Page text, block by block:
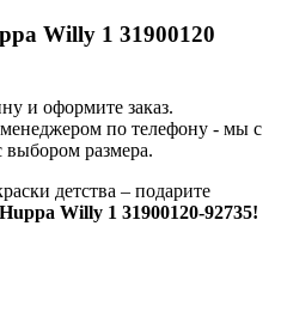
Willy 1 31900120
и оформите заказ.
по телефону - мы с
размера.
детства – подарите
Willy 1 31900120-92735!